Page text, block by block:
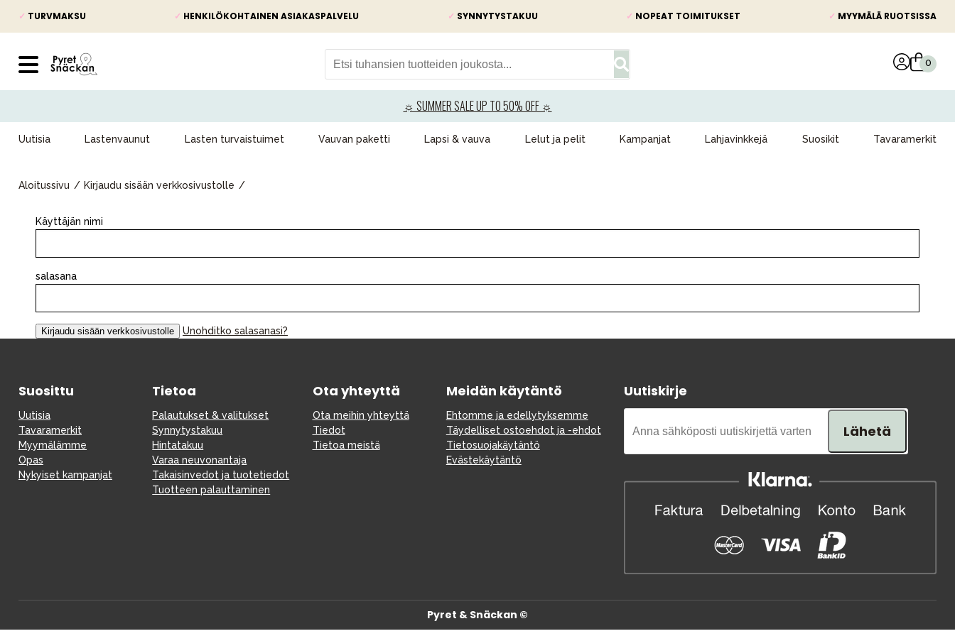
✓ TURVMAKSU ✓ HENKILÖKOHTAINEN ASIAKASPALVELU ✓ SYNNYTYSTAKUU ✓ NOPEAT TOIMITUKSET ✓ MYYMÄLÄ RUOTSISSA
☼ SUMMER SALE UP TO 50% OFF ☼
Uutisia Lastenvaunut Lasten turvaistuimet Vauvan paketti Lapsi & vauva Lelut ja pelit Kampanjat Lahjavinkkejä Suosikit Tavaramerkit
Aloitussivu Kirjaudu sisään verkkosivustolle
Käyttäjän nimi
salasana
Unohditko salasanasi?
Suosittu
Uutisia
Tavaramerkit
Myymälämme
Opas
Nykyiset kampanjat
Tietoa
Palautukset & valitukset
Synnytystakuu
Hintatakuu
Varaa neuvonantaja
Takaisinvedot ja tuotetiedot
Tuotteen palauttaminen
Ota yhteyttä
Ota meihin yhteyttä
Tiedot
Tietoa meistä
Meidän käytäntö
Ehtomme ja edellytyksemme
Täydelliset ostoehdot ja -ehdot
Tietosuojakäytäntö
Evästekäytäntö
Uutiskirje
Lähetä
Pyret & Snäckan ©
Uutisia
Lastenvaunut
Lasten turvaistuimet
Vauvan paketti
Lelut ja pelit
Äiti & Isä
Huonekalut & vuodevaatteet
Tarvikkeet
Varaosat
Kampanjat
Lahjavinkkejä
Suosikit
Tavaramerkit
Myymälämme